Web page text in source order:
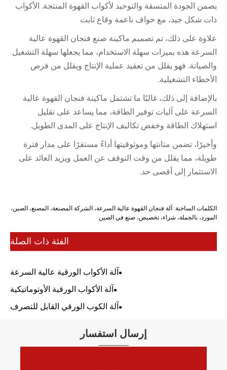
يضمن الجودة المتسقة والتوحيد لأكواب القهوة المنتجة. الأكواب
ذات شكل جيد، مع حواف ناعمة وقاع ثابت
علاوة على ذلك، تم تصميم ماكينة صنع فنجان القهوة عالية
السرعة هذه بميزات سهلة الاستخدام، مما يجعلها سهلة التشغيل
والصيانة. فهو يقلل من تعقيد عملية الإنتاج ويقلل من فرص
الأخطاء التشغيلية.
بالإضافة إلى ذلك، غالبًا ما تشتمل ماكينة فنجان القهوة عالية
السرعة على آليات توفير الطاقة، مما يساعد على تقليل
استهلاك الطاقة وخفض تكاليف الإنتاج على المدى الطويل.
وأخيرًا، تضمن متانتها وموثوقيتها أداءً مستقرًا على مدار فترة
طويلة، مما يقلل من وقت التوقف عن العمل ويزيد العائد على
الاستثمار إلى أقصى حد.
الكلمات الساخنة: آلة فنجان القهوة عالية السرعة، الشركة المصنعة، المصنع، الصين،
المورد، بالجملة، شراء، تخصيص، صنع في الصين
الفئة ذات الصلة
آلة الأكواب الورقية عالية السرعة
آلة الأكواب الورقية الأوتوماتيكية
آلة الكوب الورقي القابل للتصرف
إرسال استفسار